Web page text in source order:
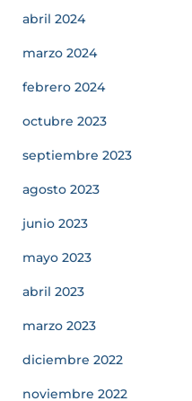
abril 2024
marzo 2024
febrero 2024
octubre 2023
septiembre 2023
agosto 2023
junio 2023
mayo 2023
abril 2023
marzo 2023
diciembre 2022
noviembre 2022